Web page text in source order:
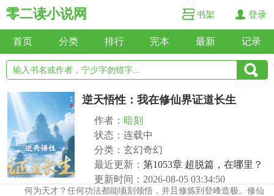
零二读小说网 书架 登录
首页 分类 排行 完本 最新 记录
逆天悟性：我在修仙界证道长生
作者： 暗刻
状态：连载中
分类：玄幻奇幻
最近更新： 第1053章 超脱篇，在哪里？
更新时间：2026-08-05 03:34:50
何为天才？任何功法都能顷刻领悟，并且修炼到登峰造极。修仙